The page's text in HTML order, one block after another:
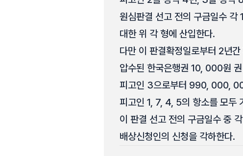
원심판결 선고 전의 구금일수
대한 위 각 형에 산입한다.
다만 이 판결확정일로부터 2년
압수된 한국은행권 10, 000원
피고인 3으로부터 990, 000,
피고인 1, 7, 4, 5의 항소를 모두
이 판결 선고 전의 구금일수 중
배상신청인의 신청을 각하한다.